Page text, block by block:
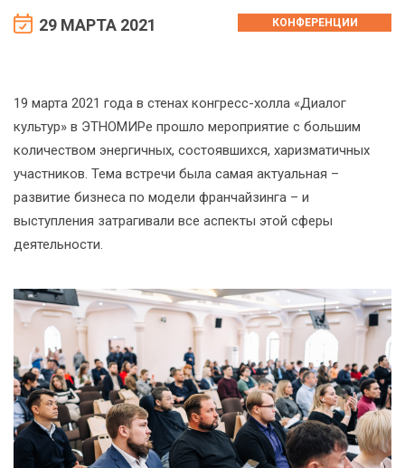
29 МАРТА 2021 КОНФЕРЕНЦИИ
19 марта 2021 года в стенах конгресс-холла «Диалог
культур» в ЭТНОМИРе прошло мероприятие с большим
количеством энергичных, состоявшихся, харизматичных
участников. Тема встречи была самая актуальная –
развитие бизнеса по модели франчайзинга – и
выступления затрагивали все аспекты этой сферы
деятельности.